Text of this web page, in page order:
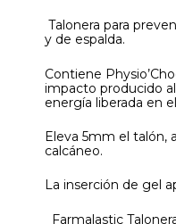
Talonera para
y de espalda.
Contiene
impacto producido
energía liberada en
Eleva 5mm el talón,
calcáneo.
La inserción de gel
Farmalastic